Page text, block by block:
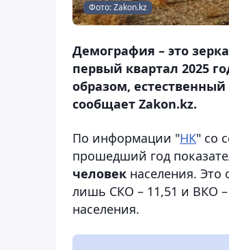
Фото: Zakon.kz
Демография – это
первый квартал 2025
образом, естественный
сообщает Zakon.kz.
По информации "НК" со
прошедший год
человек населения.
лишь СКО – 11,51 и ВКО –
населения.